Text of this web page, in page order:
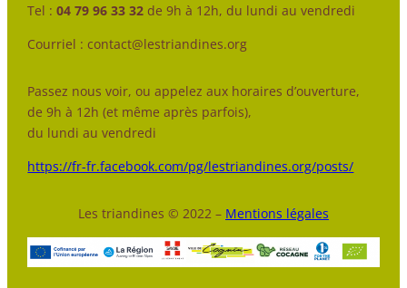
Tel :04 79 96 33 32 de 9h à 12h, du lundi au vendredi
Courriel : contact@lestriandines.org
Passez nous voir, ou appelez aux horaires d’ouverture,
de 9h à 12h (et même après parfois),
du lundi au vendredi
https://fr-fr.facebook.com/pg/lestriandines.org/posts/
Les triandines © 2022 – Mentions légales